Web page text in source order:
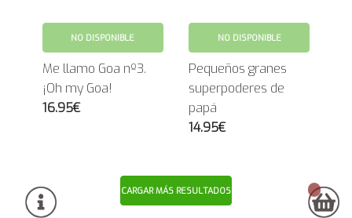
NO DISPONIBLE
Me llamo Goa nº3.
¡Oh my Goa!
16.95€
NO DISPONIBLE
Pequeños granes
superpoderes de
papá
14.95€
CARGAR MÁS RESULTADOS